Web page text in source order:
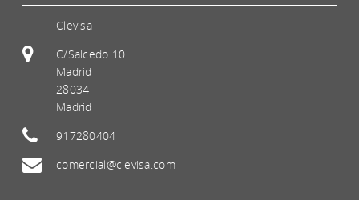
Clevisa
C/Salcedo 10
Madrid
28034
Madrid
917280404
comercial@clevisa.com